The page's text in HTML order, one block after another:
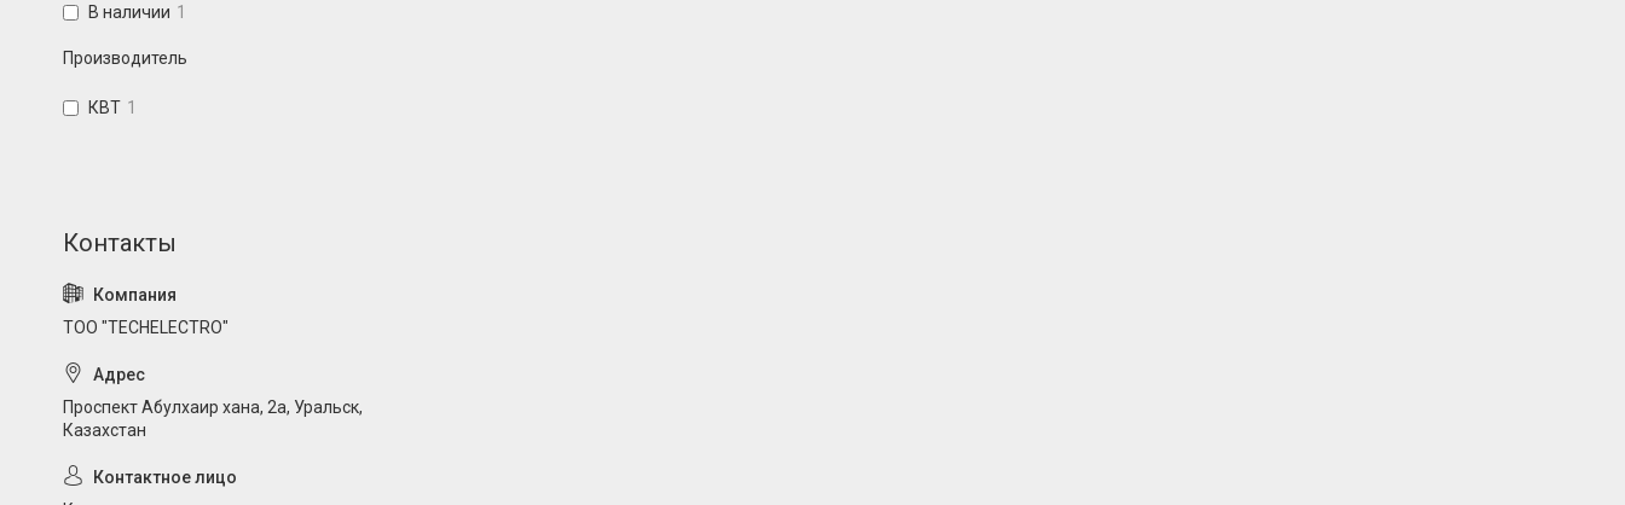
В наличии 1
Производитель
КВТ 1
ТОО "TECHELECTRO"
Проспект Абулхаир хана, 2а, Уральск,
Казахстан